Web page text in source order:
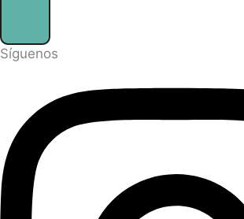
Síguenos